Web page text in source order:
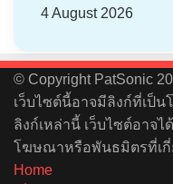
4 August 2026
© Copyright PatSonic
เว็บไซต์นี้อาจมีลิงก์ที่เป็
ลิงก์เหล่านี้ เว็บไซต์อาจ
โฆษณาหรือพันธมิตรที่เกี่
Home